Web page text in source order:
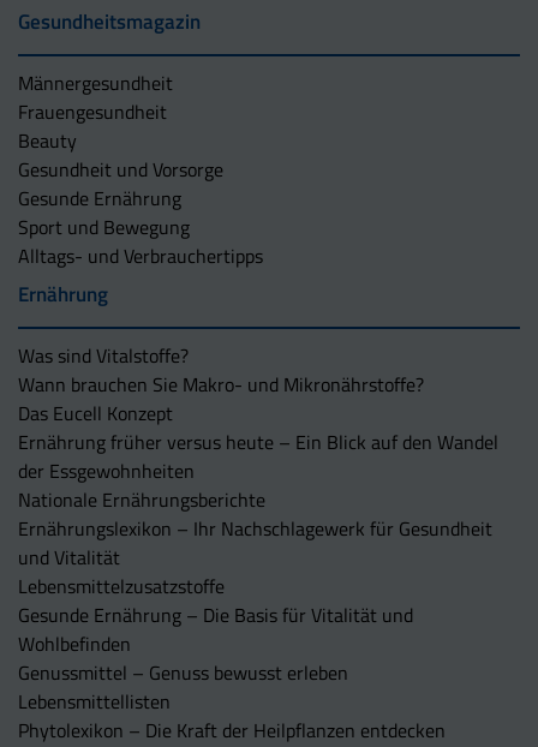
Gesundheitsmagazin
Männergesundheit
Frauengesundheit
Beauty
Gesundheit und Vorsorge
Gesunde Ernährung
Sport und Bewegung
Alltags- und Verbrauchertipps
Ernährung
Was sind Vitalstoffe?
Wann brauchen Sie Makro- und Mikronährstoffe?
Das Eucell Konzept
Ernährung früher versus heute – Ein Blick auf den Wandel
der Essgewohnheiten
Nationale Ernährungsberichte
Ernährungslexikon – Ihr Nachschlagewerk für Gesundheit
und Vitalität
Lebensmittelzusatzstoffe
Gesunde Ernährung – Die Basis für Vitalität und
Wohlbefinden
Genussmittel – Genuss bewusst erleben
Lebensmittellisten
Phytolexikon – Die Kraft der Heilpflanzen entdecken